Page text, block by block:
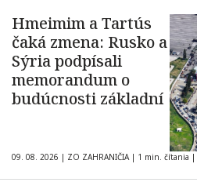
Hmeimim a Tartús
čaká zmena: Rusko a
Sýria podpísali
memorandum o
budúcnosti základní
09. 08. 2026 | ZO ZAHRANIČIA | 1 min. čítania |